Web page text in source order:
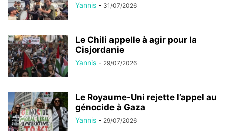
Yannis - 31/07/2026
Le Chili appelle à agir pour la
Cisjordanie
Yannis - 29/07/2026
Le Royaume-Uni rejette l’appel au
génocide à Gaza
Yannis - 29/07/2026